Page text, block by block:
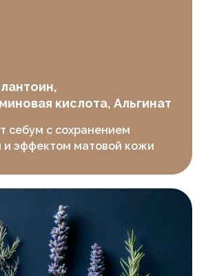
кислота, Альгинат
себум с сохранением
и эффектом матовой кожи